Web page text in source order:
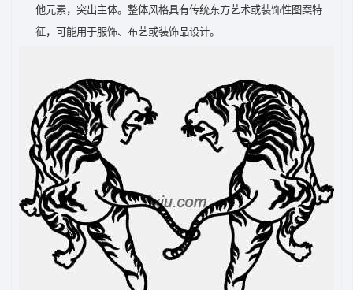
他元素，突出主体。整体风格具有传统东方艺术或装饰性图案特
征，可能用于服饰、布艺或装饰品设计。